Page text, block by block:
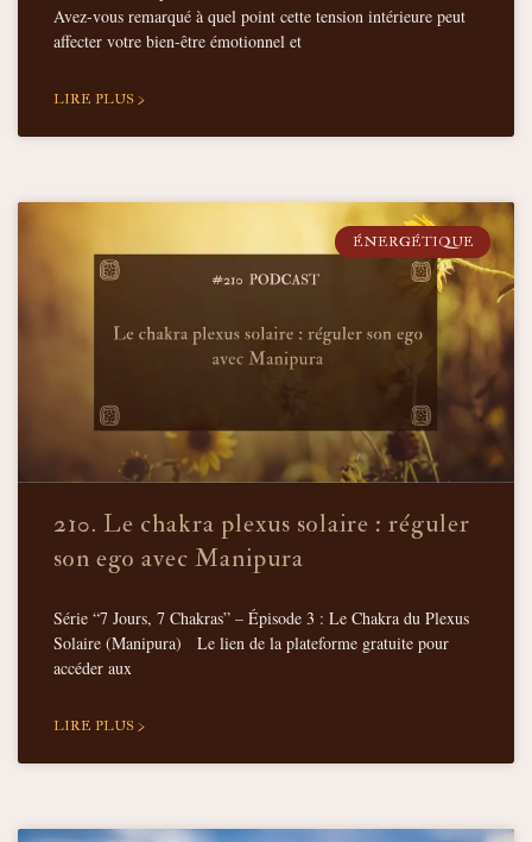
Avez-vous remarqué à quel point cette tension intérieure peut
affecter votre bien-être émotionnel et
LIRE PLUS >
ÉNERGÉTIQUE
210. Le chakra plexus solaire : réguler
son ego avec Manipura
Série “7 Jours, 7 Chakras” – Épisode 3 : Le Chakra du Plexus
Solaire (Manipura) Le lien de la plateforme gratuite pour
accéder aux
LIRE PLUS >